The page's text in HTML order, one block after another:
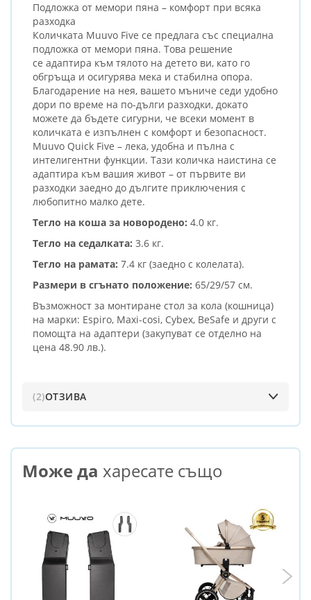
Подложка от мемори пяна – комфорт при всяка
разходка
Количката Muuvo Five се предлага със специална
подложка от мемори пяна. Това решение
се адаптира към тялото на детето ви, като го
обгръща и осигурява мека и стабилна опора.
Благодарение на нея, вашето мъниче седи удобно
дори по време на по-дълги разходки, докато
можете да бъдете сигурни, че всеки момент в
количката е изпълнен с комфорт и безопасност.
Muuvo Quick Five – лека, удобна и пълна с
интелигентни функции. Тази количка наистина се
адаптира към вашия живот – от първите ви
разходки заедно до дългите приключения с
любопитно малко дете.
Тегло на коша за новородено: 4.0 кг.
Тегло на седалката: 3.6 кг.
Тегло на рамата: 7.4 кг (заедно с колелата).
Размери в сгънато положение: 65/29/57 см.
Възможност за монтиране стол за кола (кошница)
на марки: Espiro, Maxi-cosi, Cybex, BeSafe и други с
помощта на адаптери (закупуват се отделно на
цена 48.90 лв.).
2 ОТЗИВА
Може да харесате също